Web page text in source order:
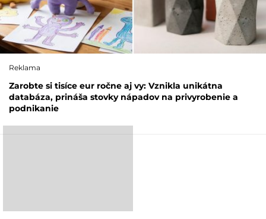
Reklama
Zarobte si tisíce eur ročne aj vy: Vznikla unikátna
databáza, prináša stovky nápadov na privyrobenie a
podnikanie